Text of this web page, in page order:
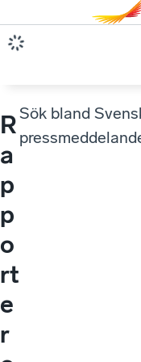
R
a
p
p
o
rt
e
r
Sök bland